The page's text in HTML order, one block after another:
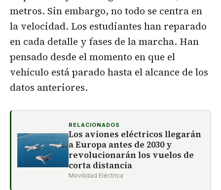
metros. Sin embargo, no todo se centra en
la velocidad. Los estudiantes han reparado
en cada detalle y fases de la marcha. Han
pensado desde el momento en que el
vehículo está parado hasta el alcance de los
datos anteriores.
RELACIONADOS
Los aviones eléctricos llegarán
a Europa antes de 2030 y
revolucionarán los vuelos de
corta distancia
Movilidad Eléctrica